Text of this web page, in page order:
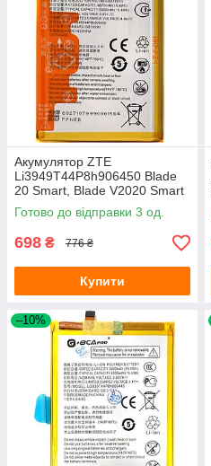
Акумулятор ZTE
Li3949T44P8h906450 Blade
20 Smart, Blade V2020 Smart
8010, Blade V30 V30 Vita
(оригінал G+OCA Pro 5000
Готово до відправки 3 од.
698 ₴ 776 ₴
Купити
–10%